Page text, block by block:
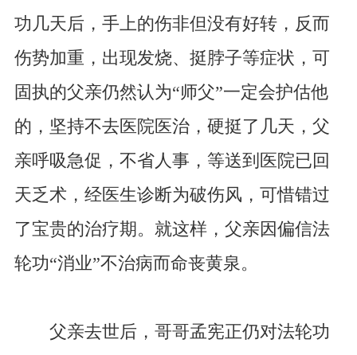
功几天后，手上的伤非但没有好转，反而
伤势加重，出现发烧、挺脖子等症状，可
固执的父亲仍然认为“师父”一定会护估他
的，坚持不去医院医治，硬挺了几天，父
亲呼吸急促，不省人事，等送到医院已回
天乏术，经医生诊断为破伤风，可惜错过
了宝贵的治疗期。就这样，父亲因偏信法
轮功“消业”不治病而命丧黄泉。
父亲去世后，哥哥孟宪正仍对法轮功